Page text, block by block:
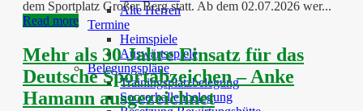
Alte Herren
Termine
Heimspiele
Auswärtsspiele
Belegungspläne
Trainingsplatzbelegung
Soccerhallenbelegung
dem Sportplatz Großer Berg statt. Ab dem 02.07.2026 wer...
Read more
Mehr als 30 Jahre Einsatz für das
Deutsche Sportabzeichen – Anke
Hamann ausgezeichnet